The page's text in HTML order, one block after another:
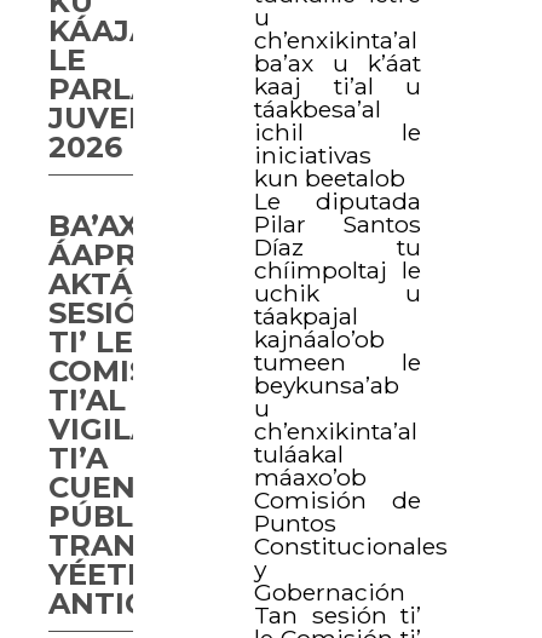
u
ch’enxikinta’al
ba’ax u k’áat
kaaj ti’al u
táakbesa’al
ichil le
iniciativas
kun beetalob
Le diputada
Pilar Santos
Díaz tu
chíimpoltaj le
uchik u
táakpajal
kajnáalo’ob
tumeen le
beykunsa’ab
u
ch’enxikinta’al
tuláakal
máaxo’ob
Comisión de
Puntos
Constitucionales
y
Gobernación
Tan sesión ti’
KÁAJAL
LE
PARLAMENTO
JUVENIL
2026
BA’AX
ÁAPROBAARTA’AB
AKTÁAN
SESIÓN
TI’ LE
COMISIÓN
TI’AL
VIGILANCIA
TI’A
CUENTA
PÚBLICA,
TRANSPARENCIA
YÉETEL
ANTICORRUPCIÓN